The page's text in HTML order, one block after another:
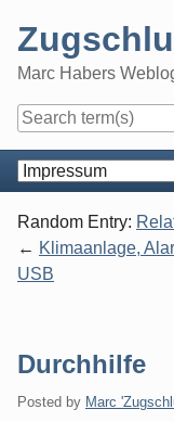
content
Marc Habers
Navigation
Random Entry:
Klimaanlage,
USB
Durchhilfe
Posted by Marc